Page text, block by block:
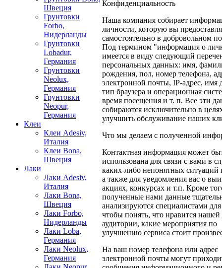
Швеция
Грунтовки
Forbo,
Нидерланды
Грунтовки
Lobadur,
Германия
Грунтовки
Neolux,
Германия
Грунтовки
Neopur,
Германия
Клеи
Клеи Adesiv,
Италия
Клеи Bona,
Швеция
Лаки
Лаки Adesiv,
Италия
Лаки Bona,
Швеция
Лаки Forbo,
Нидерланды
Лаки Loba,
Германия
Лаки Neolux,
Германия
Конфиденциальность
Наша компания собирает
личности, которую вы
самостоятельно в добровольном
Под термином "информация о
имеется в виду следующий
персональных данных: имя,
рождения, пол, номер телефона,
электронной почты, IP-адрес, имя
тип браузера и операционная
время посещения и т. п. Все эти
собираются исключительно в
улучшить обслуживание наших
Что мы делаем с полученной
Контактная информация может
использована для связи с вами в
каких-либо непонятных ситуаций
а также для уведомления вас о
акциях, конкурсах и т.п. Кроме
полученные нами данные
анализируются специалистами для
чтобы понять, что нравится нашей
аудитории, какие мероприятия по
улучшению сервиса стоит
На ваш номер телефона или адрес
электронной почты могут